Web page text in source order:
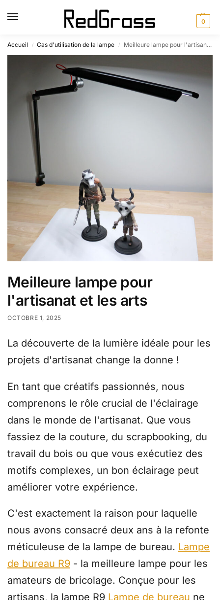
0
Accueil / Cas d'utilisation de la lampe / Meilleure lampe pour l'artisanat et les arts
Meilleure lampe pour
l'artisanat et les arts
OCTOBRE 1, 2025
La découverte de la lumière idéale pour les
projets d'artisanat change la donne !
En tant que créatifs passionnés, nous
comprenons le rôle crucial de l'éclairage
dans le monde de l'artisanat. Que vous
fassiez de la couture, du scrapbooking, du
travail du bois ou que vous exécutiez des
motifs complexes, un bon éclairage peut
améliorer votre expérience.
C'est exactement la raison pour laquelle
nous avons consacré deux ans à la refonte
méticuleuse de la lampe de bureau. Lampe
de bureau R9 - la meilleure lampe pour les
amateurs de bricolage. Conçue pour les
artisans, la lampe R9 Lampe de bureau ne